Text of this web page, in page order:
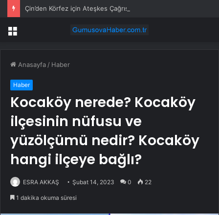
Çin’den Körfez için Ateşkes Çağrısı
Menü
Anasayfa / Haber
Haber
Kocaköy nerede? Kocaköy
ilçesinin nüfusu ve
yüzölçümü nedir? Kocaköy
hangi ilçeye bağlı?
ESRA AKKAŞ Şubat 14, 2023 0 22
1 dakika okuma süresi